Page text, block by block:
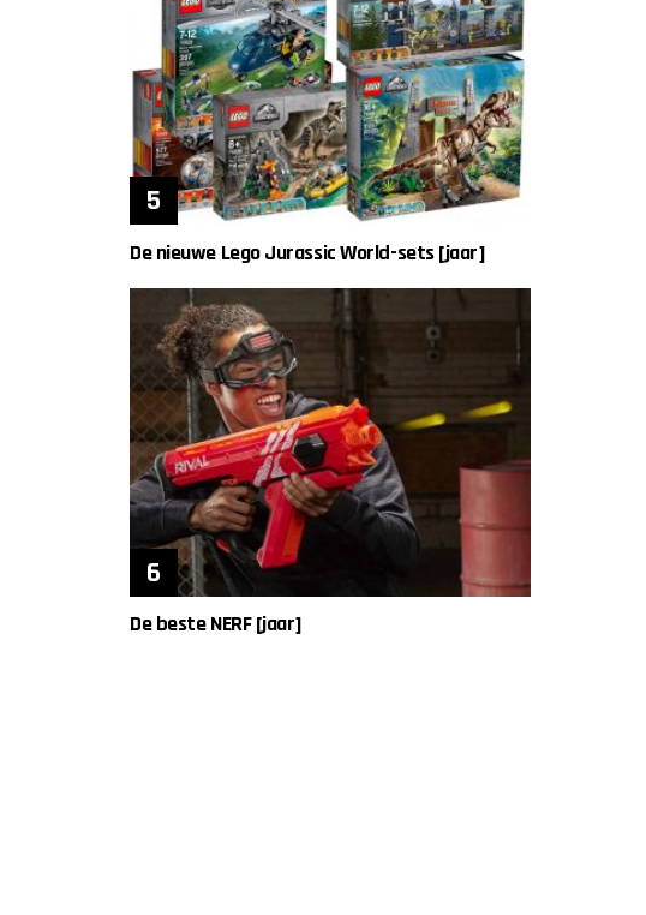
De nieuwe Lego Jurassic World-sets [jaar]
De beste NERF [jaar]